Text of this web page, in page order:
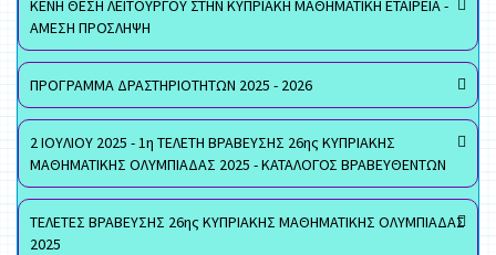
ΚΕΝΗ ΘΕΣΗ ΛΕΙΤΟΥΡΓΟΥ ΣΤΗΝ ΚΥΠΡΙΑΚΗ ΜΑΘΗΜΑΤΙΚΗ ΕΤΑΙΡΕΙΑ -
ΑΜΕΣΗ ΠΡΟΣΛΗΨΗ
ΠΡΟΓΡΑΜΜΑ ΔΡΑΣΤΗΡΙΟΤΗΤΩΝ 2025 - 2026
2 ΙΟΥΛΙΟΥ 2025 - 1η ΤΕΛΕΤΗ ΒΡΑΒΕΥΣΗΣ 26ης ΚΥΠΡΙΑΚΗΣ
ΜΑΘΗΜΑΤΙΚΗΣ ΟΛΥΜΠΙΑΔΑΣ 2025 - ΚΑΤΑΛΟΓΟΣ ΒΡΑΒΕΥΘΕΝΤΩΝ
ΤΕΛΕΤΕΣ ΒΡΑΒΕΥΣΗΣ 26ης ΚΥΠΡΙΑΚΗΣ ΜΑΘΗΜΑΤΙΚΗΣ ΟΛΥΜΠΙΑΔΑΣ
2025